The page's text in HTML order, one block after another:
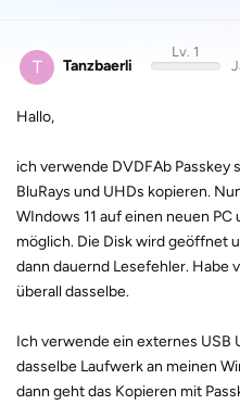
T Tanzbaerli
Lv. 1
Hallo,
ich verwende DVDFAb Passkey
BluRays und UHDs kopieren.
WIndows 11 auf einen neuen
möglich. Die Disk wird geöffnet
dann dauernd Lesefehler. Habe
überall dasselbe.
Ich verwende ein externes USB
dasselbe Laufwerk an meinen
dann geht das Kopieren mit